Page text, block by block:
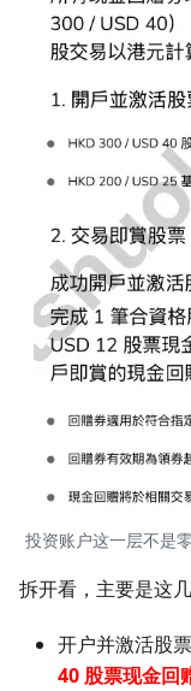
投资账户这一层不是
拆开看，主要是这几
开户并激活股
40 股票现金回